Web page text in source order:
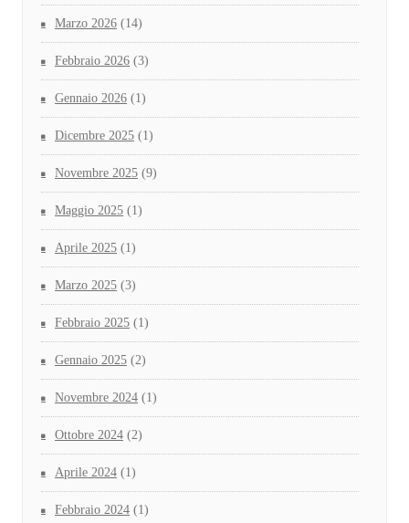
Marzo 2026 (14)
Febbraio 2026 (3)
Gennaio 2026 (1)
Dicembre 2025 (1)
Novembre 2025 (9)
Maggio 2025 (1)
Aprile 2025 (1)
Marzo 2025 (3)
Febbraio 2025 (1)
Gennaio 2025 (2)
Novembre 2024 (1)
Ottobre 2024 (2)
Aprile 2024 (1)
Febbraio 2024 (1)